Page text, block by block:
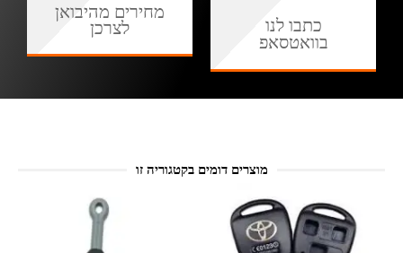
כתבו לנו
בוואטסאפ
מחירים מהיבואן
לצרכן
מוצרים דומים בקטגוריה זו